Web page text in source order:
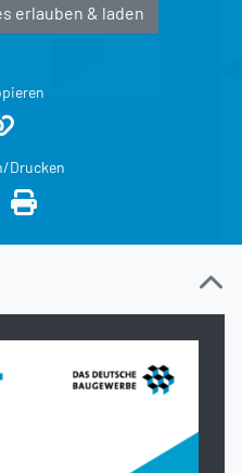
erlauben & laden
Drucken